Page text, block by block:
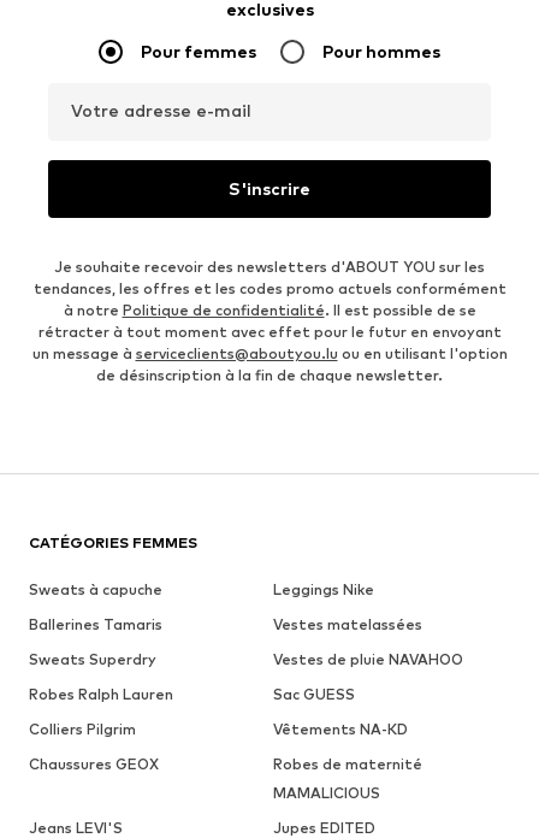
exclusives
Pour femmes Pour hommes
Votre adresse e-mail
S'inscrire
Je souhaite recevoir des newsletters d'ABOUT YOU sur les
tendances, les offres et les codes promo actuels conformément
à notre Politique de confidentialité. Il est possible de se
rétracter à tout moment avec effet pour le futur en envoyant
un message à serviceclients@aboutyou.lu ou en utilisant l'option
de désinscription à la fin de chaque newsletter.
CATÉGORIES FEMMES
Sweats à capuche
Leggings Nike
Ballerines Tamaris
Vestes matelassées
Sweats Superdry
Vestes de pluie NAVAHOO
Robes Ralph Lauren
Sac GUESS
Colliers Pilgrim
Vêtements NA-KD
Chaussures GEOX
Robes de maternité
MAMALICIOUS
Jeans LEVI'S
Jupes EDITED